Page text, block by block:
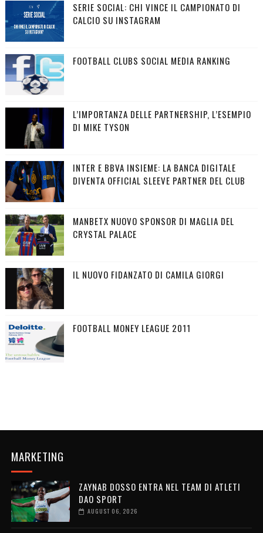
SERIE SOCIAL: CHI VINCE IL CAMPIONATO DI
CALCIO SU INSTAGRAM
FOOTBALL CLUBS SOCIAL MEDIA RANKING
L’IMPORTANZA DELLE PARTNERSHIP, L’ESEMPIO
DI MIKE TYSON
INTER E BBVA INSIEME: LA BANCA DIGITALE
DIVENTA OFFICIAL SLEEVE PARTNER DEL CLUB
MANBETX NUOVO SPONSOR DI MAGLIA DEL
CRYSTAL PALACE
IL NUOVO FIDANZATO DI CAMILA GIORGI
FOOTBALL MONEY LEAGUE 2011
MARKETING
ZAYNAB DOSSO ENTRA NEL TEAM DI ATLETI
DAO SPORT
AUGUST 06, 2026